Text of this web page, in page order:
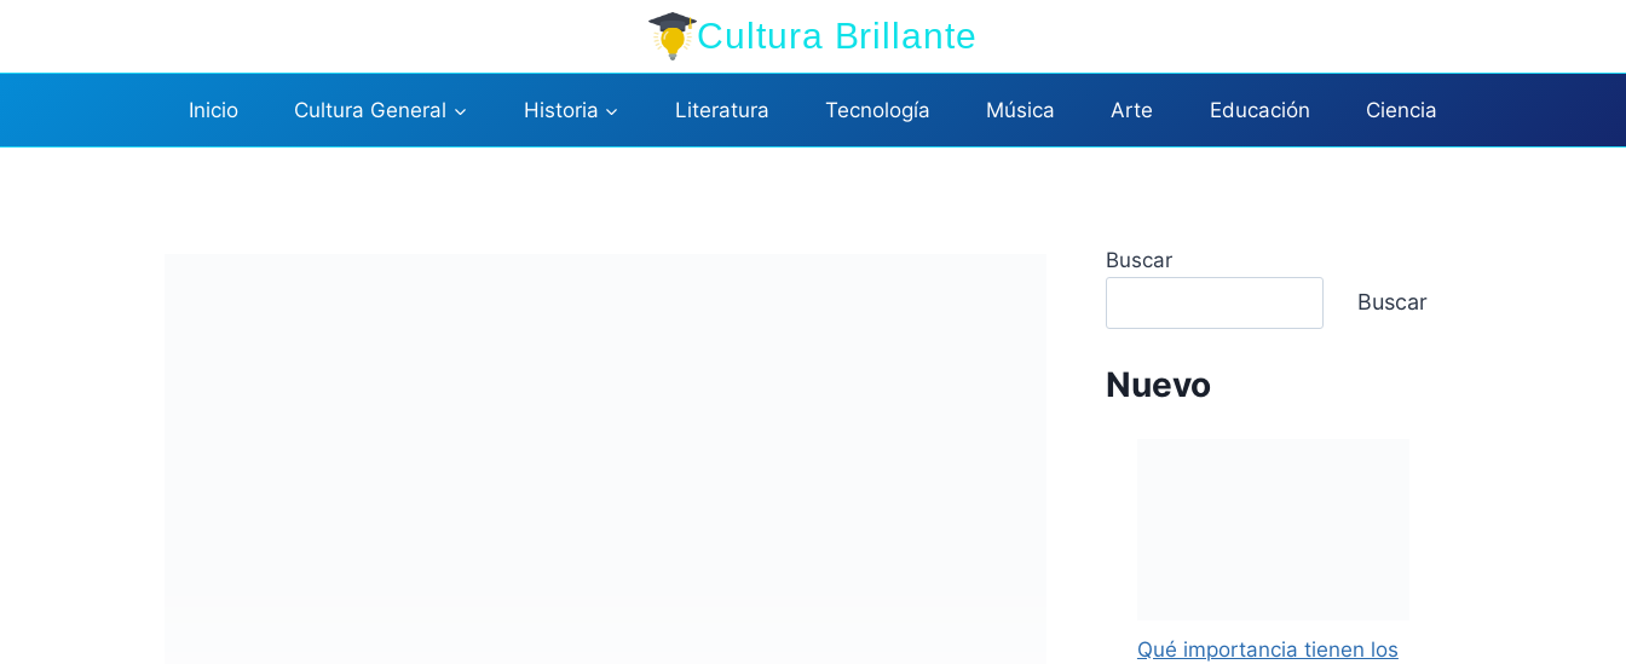
contenido
Cultura Brillante
Inicio Cultura General Historia Literatura Tecnología Música Arte Educación Ciencia
Buscar
Buscar
Nuevo
Qué importancia tienen los